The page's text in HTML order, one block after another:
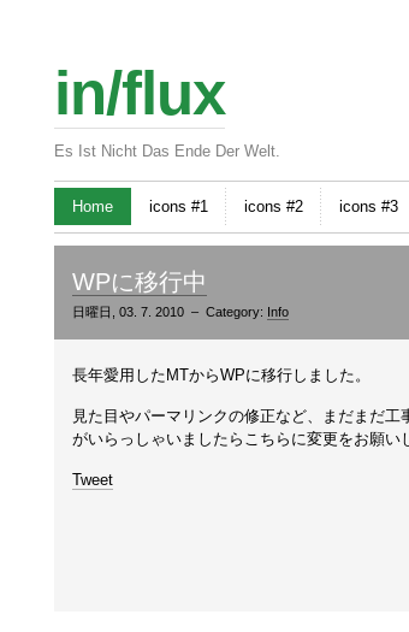
in/flux
Es Ist Nicht Das Ende Der Welt.
Home icons #1 icons #2 icons #3
WPに移行中
日曜日, 03. 7. 2010 – Category: Info
長年愛用したMTからWPに移行しました。
見た目やパーマリンクの修正など、まだまだ
がいらっしゃいましたらこちらに変更をお願い
Tweet